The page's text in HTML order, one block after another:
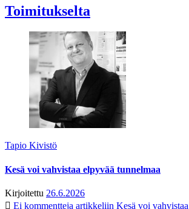
Toimitukselta
Tapio Kivistö
Kesä voi vahvistaa elpyvää tunnelmaa
Kirjoitettu 26.6.2026
Ei kommentteja artikkeliin Kesä voi